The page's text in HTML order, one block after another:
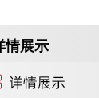
情展示